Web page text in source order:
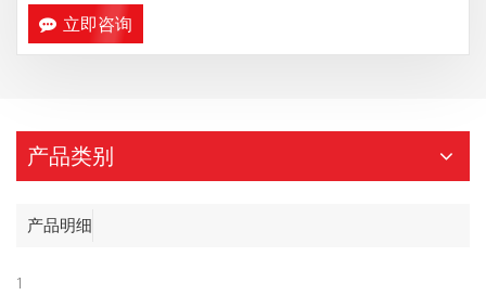
立即咨询
产品类别
产品明细
1